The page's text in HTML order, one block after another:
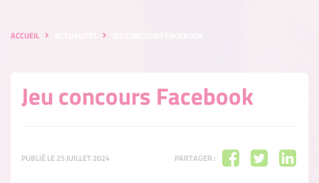
ACCUEIL
Jeu concours Facebook
PUBLIÉ LE 25 JUILLET 2024 PARTAGER :